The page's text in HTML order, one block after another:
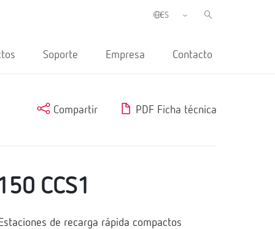
Soporte Empresa Contacto
Compartir PDF Ficha técnica
CCS1
de recarga rápida compactos